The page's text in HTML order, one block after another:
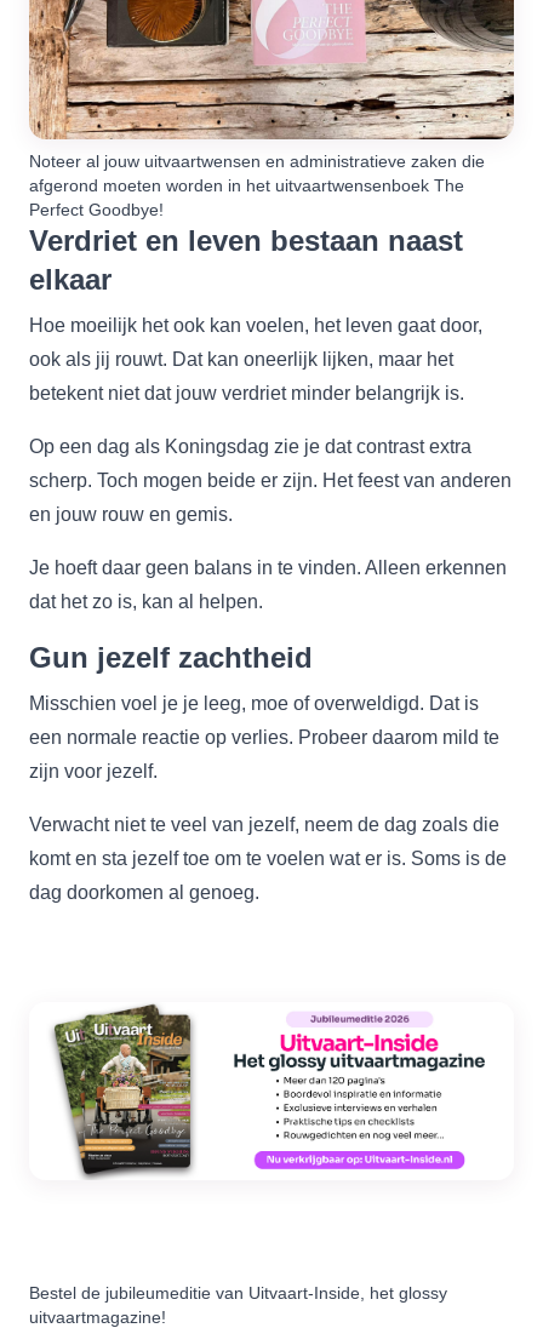
Noteer al jouw uitvaartwensen en administratieve zaken die
afgerond moeten worden in het uitvaartwensenboek The
Perfect Goodbye!
Verdriet en leven bestaan naast
elkaar
Hoe moeilijk het ook kan voelen, het leven gaat door,
ook als jij rouwt. Dat kan oneerlijk lijken, maar het
betekent niet dat jouw verdriet minder belangrijk is.
Op een dag als Koningsdag zie je dat contrast extra
scherp. Toch mogen beide er zijn. Het feest van anderen
en jouw rouw en gemis.
Je hoeft daar geen balans in te vinden. Alleen erkennen
dat het zo is, kan al helpen.
Gun jezelf zachtheid
Misschien voel je je leeg, moe of overweldigd. Dat is
een normale reactie op verlies. Probeer daarom mild te
zijn voor jezelf.
Verwacht niet te veel van jezelf, neem de dag zoals die
komt en sta jezelf toe om te voelen wat er is. Soms is de
dag doorkomen al genoeg.
Bestel de jubileumeditie van Uitvaart-Inside, het glossy
uitvaartmagazine!